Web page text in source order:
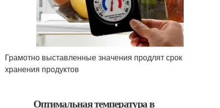
Грамотно выставленные значения продлят срок
хранения продуктов
Оптимальная температура в